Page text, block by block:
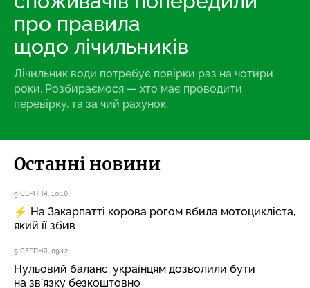
про правила
щодо лічильників
Лічильник води потребує повірки раз на чотири
роки. Розбираємося — хто має проводити
перевірку, та за чий рахунок.
Останні новини
9 СЕРПНЯ, 10:16
⚡ На Закарпатті корова рогом вбила мотоцикліста,
який її збив
9 СЕРПНЯ, 09:12
Нульовий баланс: українцям дозволили бути
на зв’язку безкоштовно